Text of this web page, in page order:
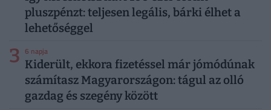
pluszpénzt: teljesen legális, bárki élhet a
lehetőséggel
3 6 napja
Kiderült, ekkora fizetéssel már jómódúnak
számítasz Magyarországon: tágul az olló
gazdag és szegény között